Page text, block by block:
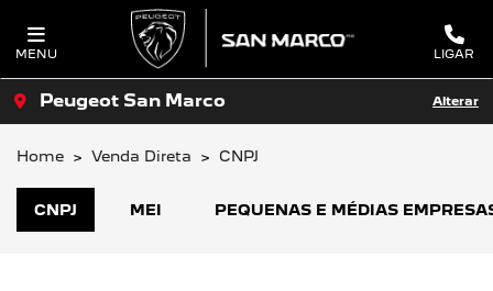
MENU LIGAR
Peugeot San Marco Alterar
Home Venda Direta CNPJ
CNPJ MEI PEQUENAS E MÉDIAS